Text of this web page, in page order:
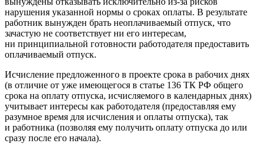
нарушения указанной нормы о сроках оплаты. В результате
работник вынужден брать неоплачиваемый отпуск, что
зачастую не соответствует ни его интересам,
ни принципиальной готовности работодателя предоставить
оплачиваемый отпуск.
Исчисление предложенного в проекте срока в рабочих днях
(в отличие от уже имеющегося в статье 136 ТК РФ общего
срока на оплату отпуска, исчисляемого в календарных днях)
учитывает интересы как работодателя (предоставляя ему
разумное время для исчисления и оплаты отпуска), так
и работника (позволяя ему получить оплату отпуска до или
сразу после его начала).